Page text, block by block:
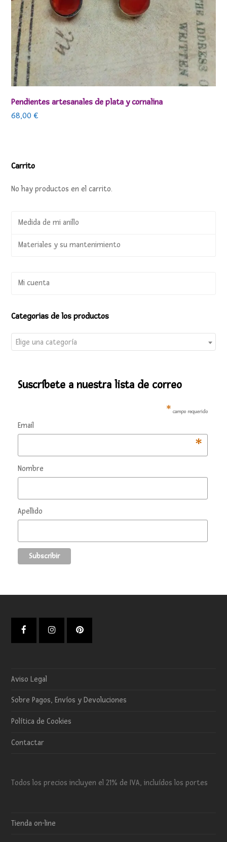
Pendientes artesanales de plata y cornalina
68,00€
Carrito
No hay productos en el carrito.
Medida de mi anillo
Materiales y su mantenimiento
Mi cuenta
Categorias de los productos
Elige una categoría
Suscríbete a nuestra lista de correo
* campo requerido
Email
*
Nombre
Apellido
FacebookInstagramPinterest
Aviso Legal
Sobre Pagos, Envíos y Devoluciones
Política de Cookies
Contactar
Todos los precios incluyen el 21% de IVA, incluídos los portes
Tienda on-line